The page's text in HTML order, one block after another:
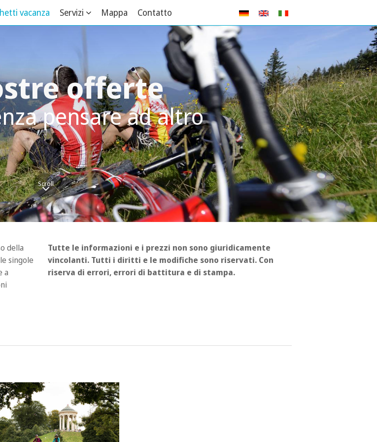
vacanza Servizi Mappa Contatto
offerte
pensare ad altro
Scroll
della
singole
a
Tutte le informazioni e i prezzi non sono giuridicamente
vincolanti. Tutti i diritti e le modifiche sono riservati. Con
riserva di errori, errori di battitura e di stampa.